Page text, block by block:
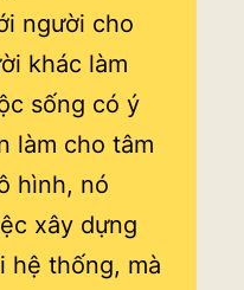
người cho
khác làm
sống có ý
làm cho tâm
hình, nó
xây dựng
hệ thống, mà